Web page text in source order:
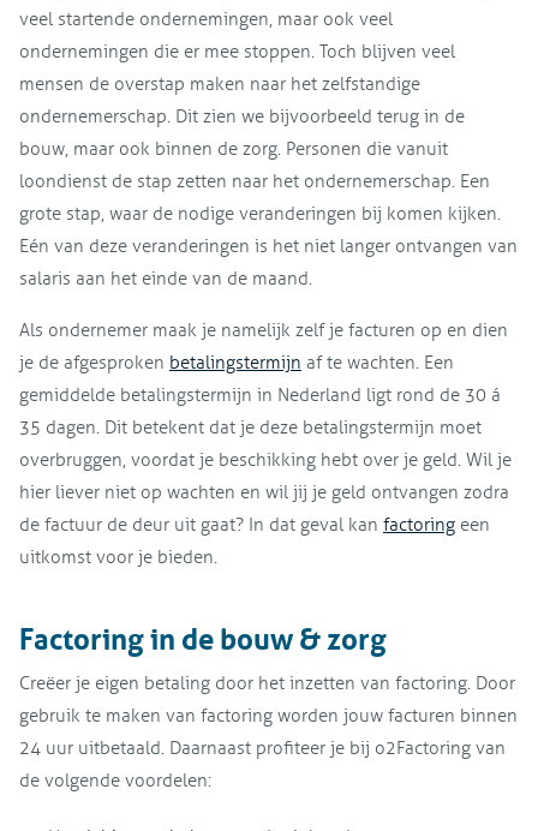
veel startende ondernemingen, maar ook veel
ondernemingen die er mee stoppen. Toch blijven veel
mensen de overstap maken naar het zelfstandige
ondernemerschap. Dit zien we bijvoorbeeld terug in de
bouw, maar ook binnen de zorg. Personen die vanuit
loondienst de stap zetten naar het ondernemerschap. Een
grote stap, waar de nodige veranderingen bij komen kijken.
Eén van deze veranderingen is het niet langer ontvangen van
salaris aan het einde van de maand.
Als ondernemer maak je namelijk zelf je facturen op en dien
je de afgesproken betalingstermijn af te wachten. Een
gemiddelde betalingstermijn in Nederland ligt rond de 30 á
35 dagen. Dit betekent dat je deze betalingstermijn moet
overbruggen, voordat je beschikking hebt over je geld. Wil je
hier liever niet op wachten en wil jij je geld ontvangen zodra
de factuur de deur uit gaat? In dat geval kan factoring een
uitkomst voor je bieden.
Factoring in de bouw & zorg
Creëer je eigen betaling door het inzetten van factoring. Door
gebruik te maken van factoring worden jouw facturen binnen
24 uur uitbetaald. Daarnaast profiteer je bij o2Factoring van
de volgende voordelen: